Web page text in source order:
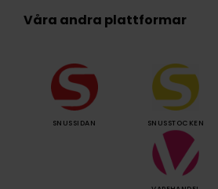
Våra andra plattformar
SNUSSIDAN SNUSSTOCKEN